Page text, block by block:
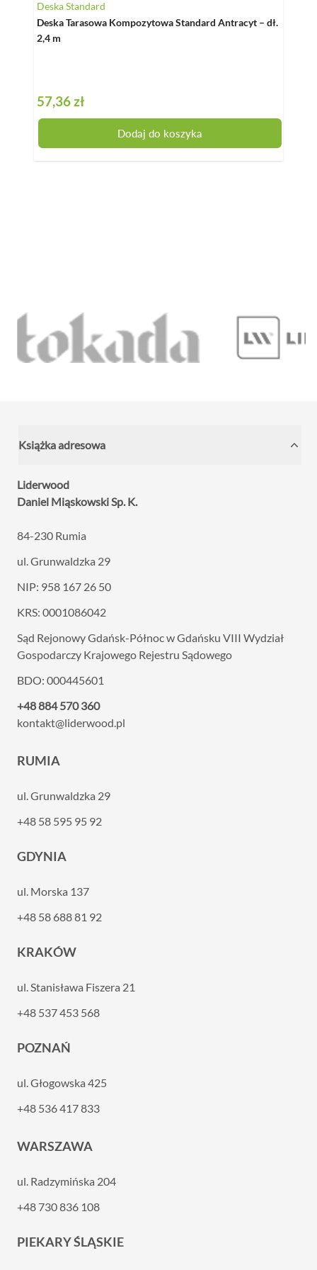
Deska Standard
Deska Tarasowa Kompozytowa Standard Antracyt – dł.
2,4 m
57,36 zł
Dodaj do koszyka
Książka adresowa
Liderwood
Daniel Miąskowski Sp. K.
84-230 Rumia
ul. Grunwaldzka 29
NIP: 958 167 26 50
KRS: 0001086042
Sąd Rejonowy Gdańsk-Północ w Gdańsku VIII Wydział
Gospodarczy Krajowego Rejestru Sądowego
BDO: 000445601
+48 884 570 360
kontakt@liderwood.pl
RUMIA
ul. Grunwaldzka 29
+48 58 595 95 92
GDYNIA
ul. Morska 137
+48 58 688 81 92
KRAKÓW
ul. Stanisława Fiszera 21
+48 537 453 568
POZNAŃ
ul. Głogowska 425
+48 536 417 833
WARSZAWA
ul. Radzymińska 204
+48 730 836 108
PIEKARY ŚLĄSKIE